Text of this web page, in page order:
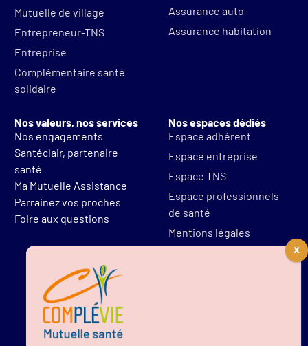
Mutuelle de village
Entrepreneur-TNS
Entreprise
Complémentaire santé
solidaire
Assurance auto
Assurance habitation
Nos valeurs, nos services
Nos engagements
Santéclair, partenaire
santé
Ma Mutuelle Assistance
Parrainez vos proches
Foire aux questions
Nos espaces dédiés
Espace adhérent
Espace entreprise
Espace TNS
Espace professionnels
de santé
Mentions légales
Protections des données